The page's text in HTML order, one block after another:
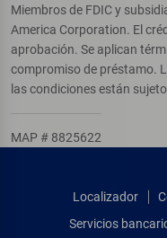
Miembros de FDIC y
America Corporation. El
aprobación. Se aplican
compromiso de préstamo.
las condiciones están
MAP # 8825622
Localizador
Servicios